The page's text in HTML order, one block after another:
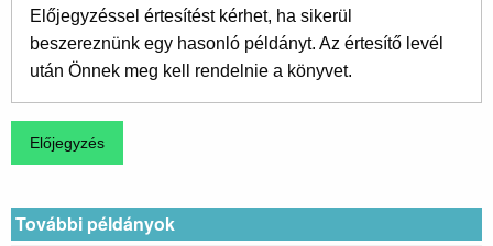
Előjegyzéssel értesítést kérhet, ha sikerül
beszereznünk egy hasonló példányt. Az értesítő levél
után Önnek meg kell rendelnie a könyvet.
További példányok